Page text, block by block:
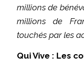
millions de
millions de
touchés par les
QuiVive : Les